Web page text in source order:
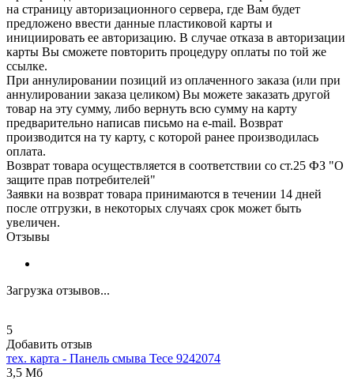
на страницу авторизационного сервера, где Вам будет
предложено ввести данные пластиковой карты и
инициировать ее авторизацию. В случае отказа в авторизации
карты Вы сможете повторить процедуру оплаты по той же
ссылке.
При аннулировании позиций из оплаченного заказа (или при
аннулировании заказа целиком) Вы можете заказать другой
товар на эту сумму, либо вернуть всю сумму на карту
предварительно написав письмо на e-mail. Возврат
производится на ту карту, с которой ранее производилась
оплата.
Возврат товара осуществляется в соответствии со ст.25 ФЗ "О
защите прав потребителей"
Заявки на возврат товара принимаются в течении 14 дней
после отгрузки, в некоторых случаях срок может быть
увеличен.
Отзывы
Загрузка отзывов...
5
Добавить отзыв
тех. карта - Панель смыва Tece 9242074
3,5 Мб